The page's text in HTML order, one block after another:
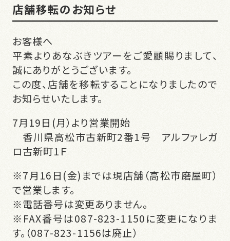
店舗移転のお知らせ
お客様へ
平素よりあなぶきツアーをご愛顧賜りまして、
誠にありがとうございます。
この度、店舗を移転することになりましたので
お知らせいたします。
7月19日(月）より営業開始
香川県高松市古新町2番1号 アルファレガ
ロ古新町1Ｆ
※7月16日(金)までは現店舗（高松市磨屋町）
で営業します。
※電話番号は変更ありません。
※FAX番号は087-823-1150に変更になりま
す。（087-823-1156は廃止）